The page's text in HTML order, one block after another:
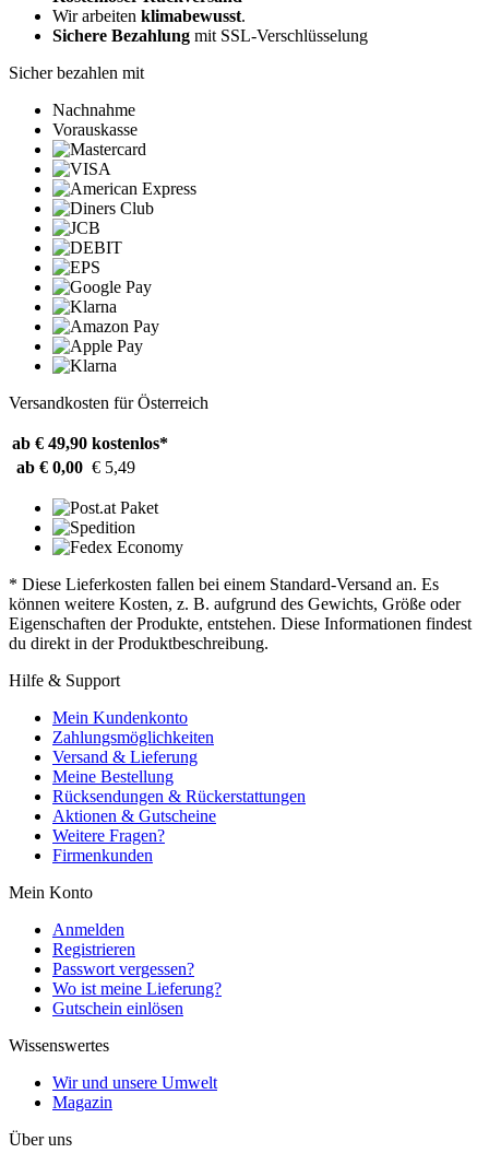
Wir arbeiten klimabewusst.
Sichere Bezahlung mit SSL-Verschlüsselung
Sicher bezahlen mit
Nachnahme
Vorauskasse
Versandkosten für Österreich
ab € 49,90 kostenlos*
ab € 0,00 € 5,49
* Diese Lieferkosten fallen bei einem Standard-Versand an. Es
können weitere Kosten, z. B. aufgrund des Gewichts, Größe oder
Eigenschaften der Produkte, entstehen. Diese Informationen findest
du direkt in der Produktbeschreibung.
Hilfe & Support
Mein Kundenkonto
Zahlungsmöglichkeiten
Versand & Lieferung
Meine Bestellung
Rücksendungen & Rückerstattungen
Aktionen & Gutscheine
Weitere Fragen?
Firmenkunden
Mein Konto
Anmelden
Registrieren
Passwort vergessen?
Wo ist meine Lieferung?
Gutschein einlösen
Wissenswertes
Wir und unsere Umwelt
Magazin
Über uns